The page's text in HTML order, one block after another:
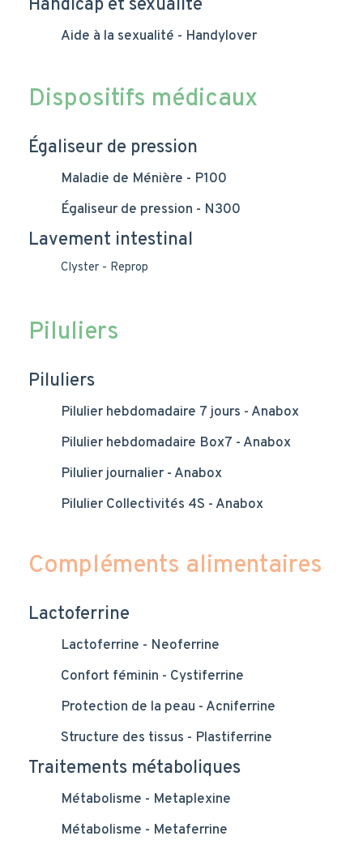
Handicap et sexualité
Aide à la sexualité - Handylover
Dispositifs médicaux
Égaliseur de pression
Maladie de Ménière - P100
Égaliseur de pression - N300
Lavement intestinal
Clyster - Reprop
Piluliers
Piluliers
Pilulier hebdomadaire 7 jours - Anabox
Pilulier hebdomadaire Box7 - Anabox
Pilulier journalier - Anabox
Pilulier Collectivités 4S - Anabox
Compléments alimentaires
Lactoferrine
Lactoferrine - Neoferrine
Confort féminin - Cystiferrine
Protection de la peau - Acniferrine
Structure des tissus - Plastiferrine
Traitements métaboliques
Métabolisme - Metaplexine
Métabolisme - Metaferrine